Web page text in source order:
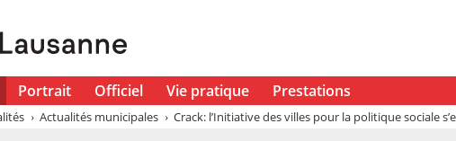
Portrait Officiel Vie pratique Prestations
Actualités municipales Crack: l’Initiative des villes pour la politique sociale